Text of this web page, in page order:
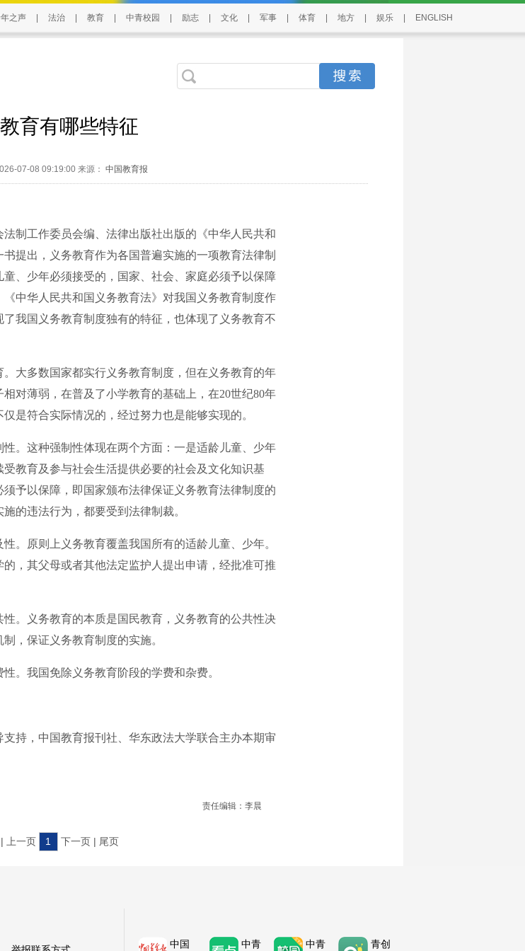
之声 法治 教育 中青校园 励志 文化 军事 体育 地方 娱乐 ENGLISH
育有哪些特征
07-08 09:19:00 来源： 中国教育报
工作委员会编、法律出版社出版的《中华人民共和
提出，义务教育作为各国普遍实施的一项教育法律制
、少年必须接受的，国家、社会、家庭必须予以保障
中华人民共和国义务教育法》对我国义务教育制度作
我国义务教育制度独有的特征，也体现了义务教育不
多数国家都实行义务教育制度，但在义务教育的年
对薄弱，在普及了小学教育的基础上，在20世纪80年
是符合实际情况的，经过努力也是能够实现的。
这种强制性体现在两个方面：一是适龄儿童、少年
教育及参与社会生活提供必要的社会及文化知识基
予以保障，即国家颁布法律保证义务教育法律制度的
的违法行为，都要受到法律制裁。
原则上义务教育覆盖我国所有的适龄儿童、少年。
，其父母或者其他法定监护人提出申请，经批准可推
义务教育的本质是国民教育，义务教育的公共性决
，保证义务教育制度的实施。
我国免除义务教育阶段的学费和杂费。
，中国教育报刊社、华东政法大学联合主办本期审
责任编辑：李晨
上一页 1 下一页 | 尾页
中国 中青 中青 青创